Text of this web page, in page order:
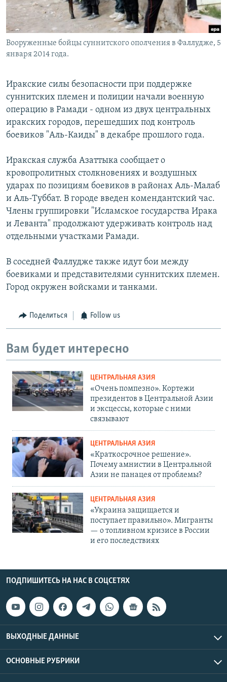
Вооруженные бойцы суннитского ополчения в Фаллудже, 5
января 2014 года.
Иракские силы безопасности при поддержке
суннитских племен и полиции начали военную
операцию в Рамади - одном из двух центральных
иракских городов, перешедших под контроль
боевиков "Аль-Каиды" в декабре прошлого года.
Иракская служба Азаттыка сообщает о
кровопролитных столкновениях и воздушных
ударах по позициям боевиков в районах Аль-Малаб
и Аль-Туббат. В городе введен комендантский час.
Члены группировки "Исламское государства Ирака
и Леванта" продолжают удерживать контроль над
отдельными участками Рамади.
В соседней Фаллудже также идут бои между
боевиками и представителями суннитских племен.
Город окружен войсками и танками.
Поделиться Follow us
Вам будет интересно
ЦЕНТРАЛЬНАЯ АЗИЯ
«Очень помпезно». Кортежи
президентов в Центральной Азии
и эксцессы, которые с ними
связывают
ЦЕНТРАЛЬНАЯ АЗИЯ
«Краткосрочное решение».
Почему амнистии в Центральной
Азии не панацея от проблемы?
ЦЕНТРАЛЬНАЯ АЗИЯ
«Украина защищается и
поступает правильно». Мигранты
— о топливном кризисе в России
и его последствиях
ПОДПИШИТЕСЬ НА НАС В СОЦСЕТЯХ
ВЫХОДНЫЕ ДАННЫЕ
ОСНОВНЫЕ РУБРИКИ